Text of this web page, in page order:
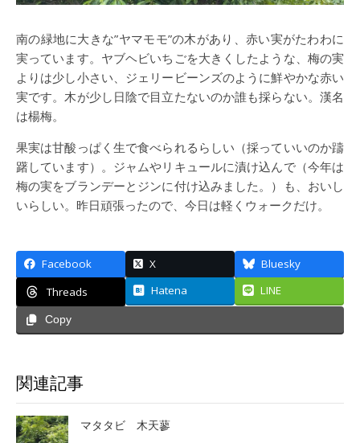
南の緑地に大きな”ヤマモモ”の木があり、赤い実がたわわに
実っています。ヤブヘビいちごを大きくしたような、梅の実
よりは少し小さい、ジェリービーンズのように鮮やかな赤い
実です。木が少し日陰で目立たないのか誰も採らない。漢名
は楊梅。
果実は甘酸っぱく生で食べられるらしい（採っていいのか躊
躇しています）。ジャムやリキュールに漬け込んで（今年は
梅の実をブランデーとジンに付け込みました。）も、おいし
いらしい。昨日頑張ったので、今日は軽くウォークだけ。
Facebook X
Bluesky
Threads
Hatena LINE
Copy
関連記事
マタタビ 木天蓼